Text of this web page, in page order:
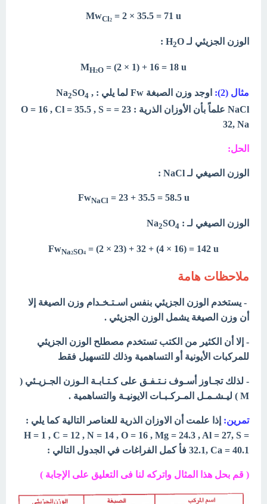
MwCl2 = 2 × 35.5 = 71 u
الوزن الجزيئي لـ H 2O :
MH2O = (2 × 1) + 16 = 18 u
مثال (2): اوجد وزن الصبغة Fw لما يلي : Na 2SO4 ,
NaCl علماً بأن الأوزان الذرية : 23 = O = 16 , Cl = 35.5 , S =
32, Na
الحل:
الوزن الصيغي لـ NaCl :
FwNaCl = 23 + 35.5 = 58.5 u
الوزن الصيغي لـ : Na 2SO4
FwNa2SO4 = (2 × 23) + 32 + (4 × 16) = 142 u
ملاحظات هامة
- يستخدم الوزن الجزيئي بنفس اسـتـخـدام وزن الصيغة إلا
أن وزن الصيغة يشمل الوزن الجزيئي .
- إلا أن الكثير من الكتب تستخدم مصطلح الوزن الجزيئي
للمركبات الأيونية أو التساهمية وذلك للتسهيل فقط
- لذلك تجـاوز أسـوف نـتـفـق على كـتـابـة الـوزن الجـزيـئي (
M ) ليـشـمـل المـركـبـات الايونيـة والتساهمية .
تمرين: إذا علمت أن الاوزان الذرية للعناصر التالية كما يلي :
H = 1 , C = 12 , N = 14 , O = 16 , Mg = 24.3 , Al = 27, S =
32.1, Ca = 40.1 فأ كمل الفراغات في الجدول التالي :
( قم بحل هذا المثال واتركه لنا فى التعليق على الإجابة )